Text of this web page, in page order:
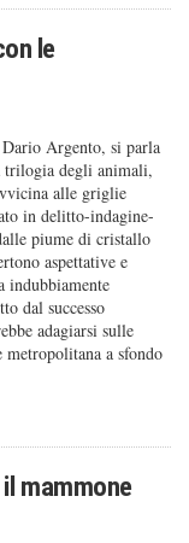
le
Argento, si parla
trilogia degli animali,
alle griglie
in delitto-indagine-
piume di cristallo
aspettative e
indubbiamente
dal successo
adagiarsi sulle
a sfondo
mammone